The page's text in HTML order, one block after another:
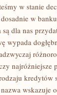
w stanie
w
dla nas
wypada
najróżniejsze
kredytów
wskazuje